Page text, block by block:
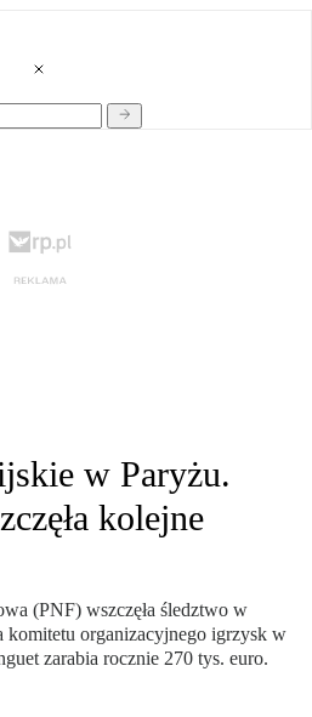
w Paryżu.
kolejne
(PNF) wszczęła śledztwo w
komitetu organizacyjnego igrzysk w
zarabia rocznie 270 tys. euro.